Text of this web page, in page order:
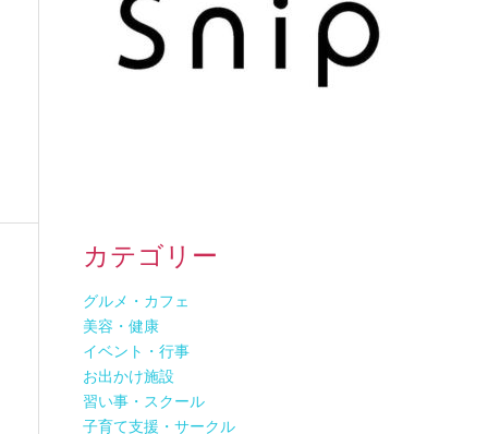
カテゴリー
グルメ・カフェ
美容・健康
イベント・行事
お出かけ施設
習い事・スクール
子育て支援・サークル